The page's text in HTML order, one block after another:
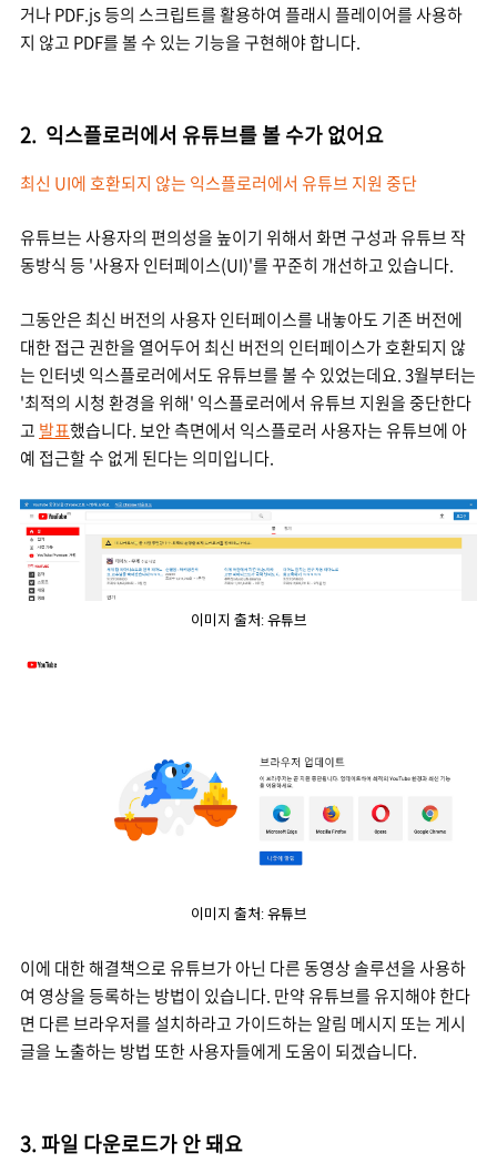
거나 PDF.js 등의 스크립트를 활용하여 플래시 플레이어를 사용하
지 않고 PDF를 볼 수 있는 기능을 구현해야 합니다.
2. 익스플로러에서 유튜브를 볼 수가 없어요
최신 UI에 호환되지 않는 익스플로러에서 유튜브 지원 중단
유튜브는 사용자의 편의성을 높이기 위해서 화면 구성과 유튜브 작
동방식 등 '사용자 인터페이스(UI)'를 꾸준히 개선하고 있습니다.
그동안은 최신 버전의 사용자 인터페이스를 내놓아도 기존 버전에
대한 접근 권한을 열어두어 최신 버전의 인터페이스가 호환되지 않
는 인터넷 익스플로러에서도 유튜브를 볼 수 있었는데요. 3월부터는
'최적의 시청 환경을 위해' 익스플로러에서 유튜브 지원을 중단한다
고 발표했습니다. 보안 측면에서 익스플로러 사용자는 유튜브에 아
예 접근할 수 없게 된다는 의미입니다.
이미지 출처: 유튜브
이미지 출처: 유튜브
이에 대한 해결책으로 유튜브가 아닌 다른 동영상 솔루션을 사용하
여 영상을 등록하는 방법이 있습니다. 만약 유튜브를 유지해야 한다
면 다른 브라우저를 설치하라고 가이드하는 알림 메시지 또는 게시
글을 노출하는 방법 또한 사용자들에게 도움이 되겠습니다.
3. 파일 다운로드가 안 돼요